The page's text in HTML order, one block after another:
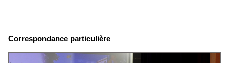
Correspondance particulière